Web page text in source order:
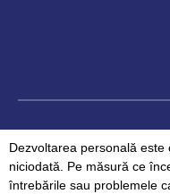
Dezvoltarea personală
niciodată. Pe măsură ce
întrebările sau problemele